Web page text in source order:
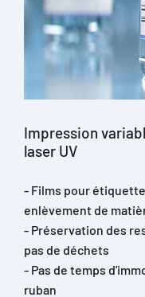
Impression
laser UV
- Films pour
enlèvement de
- Préservation des
pas de déchets
- Pas de temps
ruban